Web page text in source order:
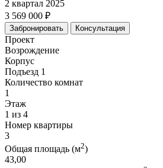
2 квартал 2025
3 569 000 ₽
Забронировать Консультация
Проект
Возрождение
Корпус
Подъезд 1
Количество комнат
1
Этаж
1 из 4
Номер квартиры
3
Общая площадь (м2)
43,00